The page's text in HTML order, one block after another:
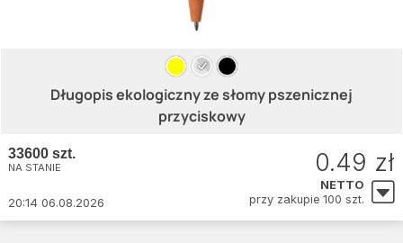
Długopis ekologiczny ze słomy pszenicznej
przyciskowy
33600 szt.
NA STANIE
20:14 06.08.2026
0.49 zł
NETTO
przy zakupie 100 szt.